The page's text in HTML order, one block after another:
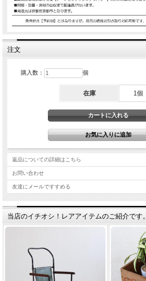
注文
購入数： 個
在庫 1個
返品についての詳細はこちら
お問い合わせ
友達にメールですすめる
当店のイチオシ！レアアイテムのご紹介です。